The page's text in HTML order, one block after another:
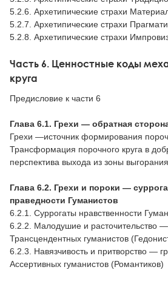
5.2.6. Архетипические страхи
5.2.7. Архетипические страхи
5.2.8. Архетипические страхи
Часть 6. Ценностные коды
круга
Предисловие к части 6
Глава 6.1. Грехи — обратная
Грехи —источник формирования
Трансформация порочного круга в
перспектива выхода из зоны выгорания
Глава 6.2. Грехи и пороки —
праведности Гуманистов
6.2.1. Суррогаты нравственности
6.2.2. Малодушие и расточительство —
Трансцендентных гуманистов
6.2.3. Навязчивость и притворство —
Ассертивных гуманистов (Романтиков)